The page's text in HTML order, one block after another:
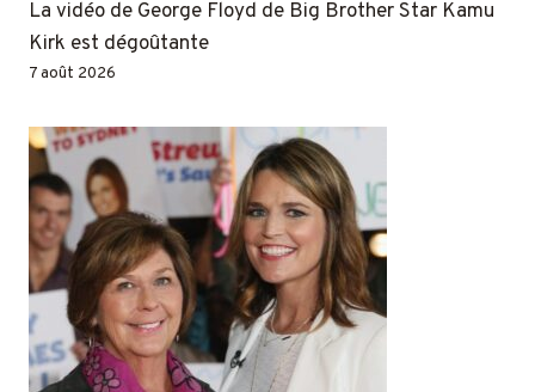
La vidéo de George Floyd de Big Brother Star Kamu
Kirk est dégoûtante
7 août 2026